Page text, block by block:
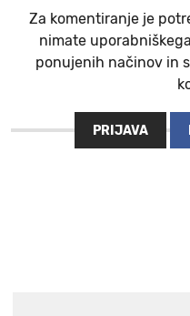
Za komentiranje je
nimate
ponujenih načinov in
PRIJAVA